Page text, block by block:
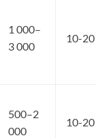
1 000–
3 000
10-
500–2
000
10-